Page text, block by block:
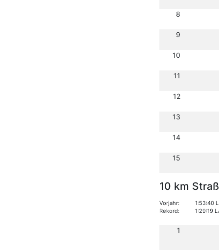
8
9
10
11
12
13
14
15
10 km
Vorjahr:
1:53:40
Rekord:
1:29:19
1